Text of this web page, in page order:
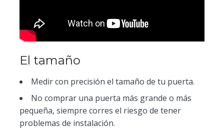
El tamaño
Medir con precisión el tamaño de tu puerta.
No comprar una puerta más grande o más
pequeña, siempre corres el riesgo de tener
problemas de instalación.